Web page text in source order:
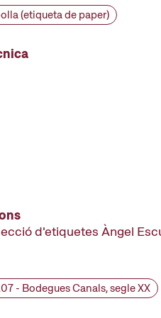
(etiqueta de paper)
d'etiquetes Àngel
- Bodegues Canals, segle XX